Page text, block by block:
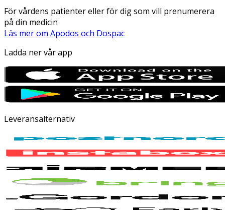
För vårdens patienter eller för dig som vill prenumerera
på din medicin
Läs mer om Apodos och Dospac
Ladda ner vår app
Leveransalternativ